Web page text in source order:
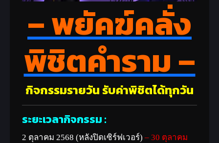
– พยัคฆ์คลั่ง
พิชิตคำราม –
กิจกรรมรายวัน รับค่าพิชิตได้ทุกวัน
ระยะเวลากิจกรรม :
2 ตุลาคม 2568 (หลังปิดเซิร์ฟเวอร์) – 30 ตุลาคม